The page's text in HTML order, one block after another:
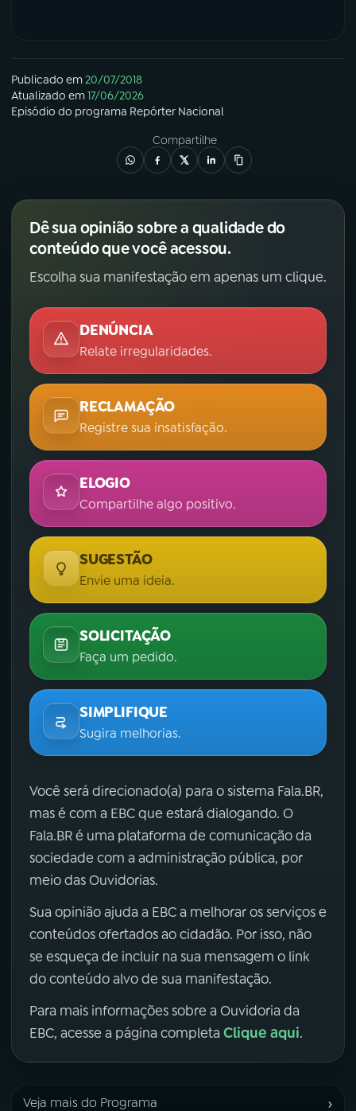
Publicado em20/07/2018
Atualizado em17/06/2026
Episódio do programa Repórter Nacional
Compartilhe
Dê sua opinião sobre a qualidade do
conteúdo que você acessou.
Escolha sua manifestação em apenas um clique.
DENÚNCIA
Relate irregularidades.
RECLAMAÇÃO
Registre sua insatisfação.
ELOGIO
Compartilhe algo positivo.
SUGESTÃO
Envie uma ideia.
SOLICITAÇÃO
Faça um pedido.
SIMPLIFIQUE
Sugira melhorias.
Você será direcionado(a) para o sistema Fala.BR,
mas é com a EBC que estará dialogando. O
Fala.BR é uma plataforma de comunicação da
sociedade com a administração pública, por
meio das Ouvidorias.
Sua opinião ajuda a EBC a melhorar os serviços e
conteúdos ofertados ao cidadão. Por isso, não
se esqueça de incluir na sua mensagem o link
do conteúdo alvo de sua manifestação.
Para mais informações sobre a Ouvidoria da
EBC, acesse a página completa Clique aqui.
Veja mais do Programa ›